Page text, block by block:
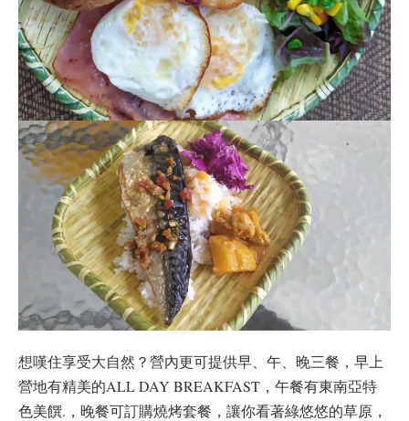
想嘆住享受大自然？營內更可提供早、午、晚三餐，早上
營地有精美的ALL DAY BREAKFAST，午餐有東南亞特
色美饌.，晚餐可訂購燒烤套餐，讓你看著綠悠悠的草原，